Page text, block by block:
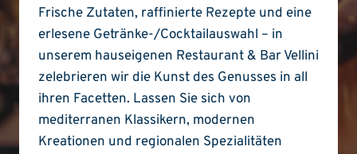
Frische Zutaten, raffinierte Rezepte und eine
erlesene Getränke-/Cocktailauswahl – in
unserem hauseigenen Restaurant & Bar Vellini
zelebrieren wir die Kunst des Genusses in all
ihren Facetten. Lassen Sie sich von
mediterranen Klassikern, modernen
Kreationen und regionalen Spezialitäten